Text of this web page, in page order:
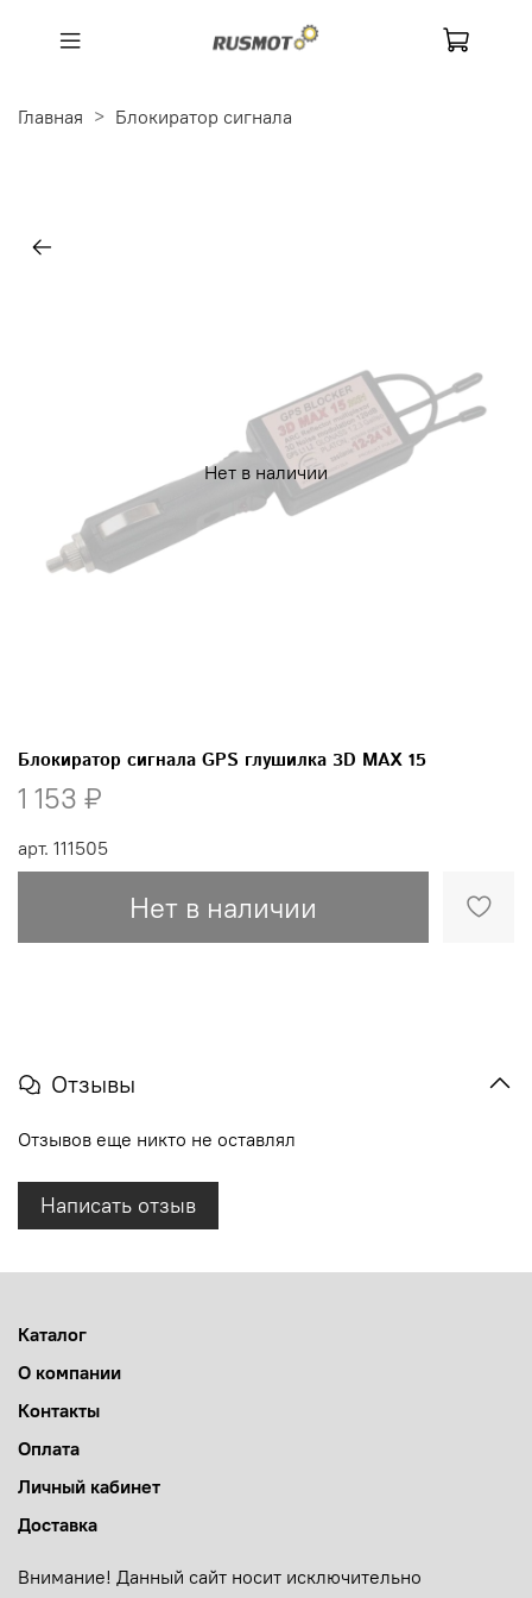
Главная Блокиратор сигнала
Нет в наличии
арт. 111505
Блокиратор сигнала GPS глушилка 3D MAX 15
1 153 ₽
Нет в наличии
Отзывы
Отзывов еще никто не оставлял
Написать отзыв
Каталог
О компании
Контакты
Оплата
Личный кабинет
Доставка
Внимание! Данный сайт носит исключительно